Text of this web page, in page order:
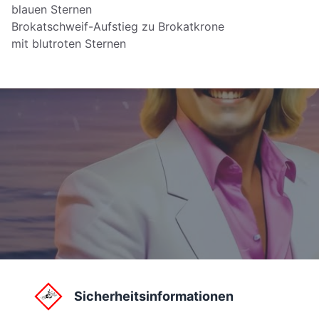
blauen Sternen
Brokatschweif-Aufstieg zu Brokatkrone
mit blutroten Sternen
Sicherheitsinformationen